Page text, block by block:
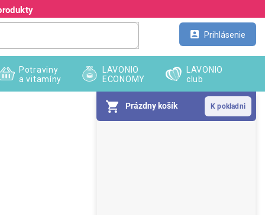
Prihlásenie
Prázdny košík
Potraviny
a vitamíny
LAVONIO
ECONOMY
LAVONIO
club